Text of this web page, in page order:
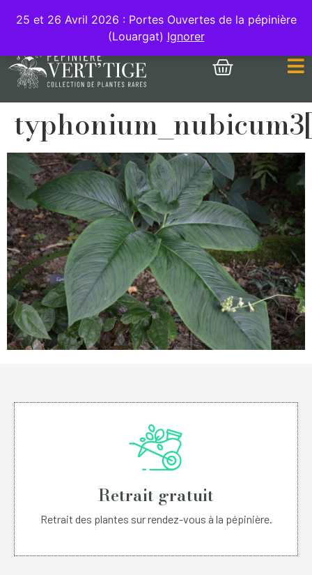
MON COMPTE
Retrait gratuit
Retrait des plantes sur rendez-vous à la pépinière.
25 et 26 Avril 2026 : Portes Ouvertes de la pépinière
(Louargat) Ignorer